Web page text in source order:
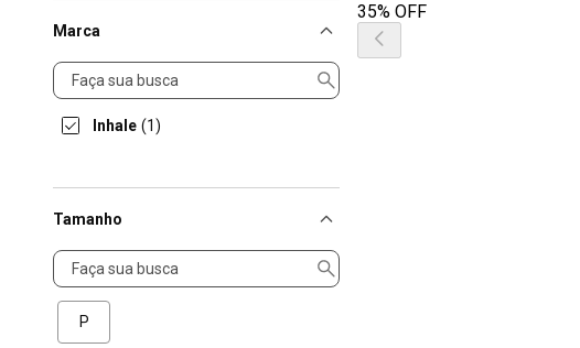
Marca
Marca
Inhale (1)
Tamanho
Tamanho
P
35% OFF